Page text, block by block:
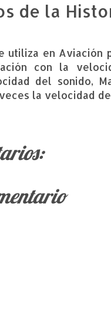
de la
utiliza en
con la
del sonido,
la velocidad